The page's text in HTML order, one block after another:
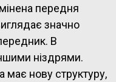
передня
значно
В
ніздрями.
має нову структуру,